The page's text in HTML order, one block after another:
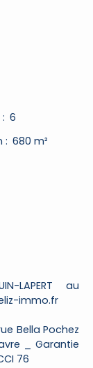
: 6
: 680 m²
LAPERT au
immo.fr
Bella Pochez
_ Garantie
76